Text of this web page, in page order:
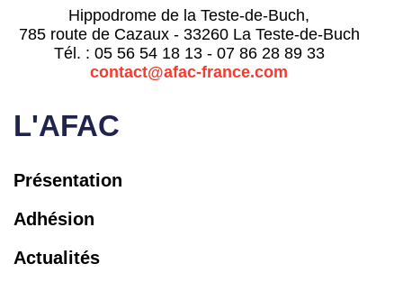
L'AFAC
Présentation
Adhésion
Actualités
Hippodrome de la Teste-de-Buch,
785 route de Cazaux - 33260 La Teste-de-Buch
Tél. : 05 56 54 18 13 - 07 86 28 89 33
contact@afac-france.com